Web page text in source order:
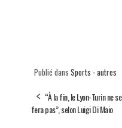
Publié dans Sports - autres
“À la fin, le Lyon-Turin ne se
fera pas”, selon Luigi Di Maio